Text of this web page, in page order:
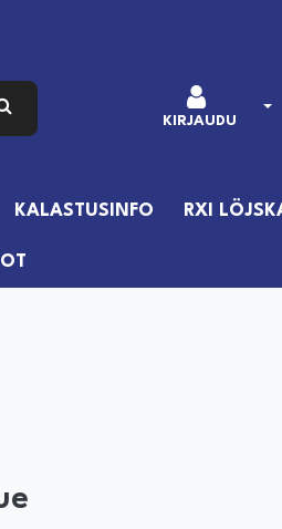
KIRJAUDU
KALASTUSINFO RXI